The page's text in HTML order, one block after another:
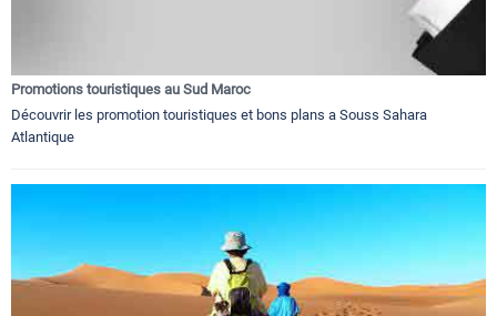
Promotions touristiques au Sud Maroc
Découvrir les promotion touristiques et bons plans a Souss Sahara
Atlantique